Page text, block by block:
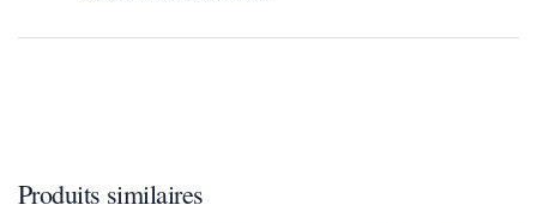
Produits similaires